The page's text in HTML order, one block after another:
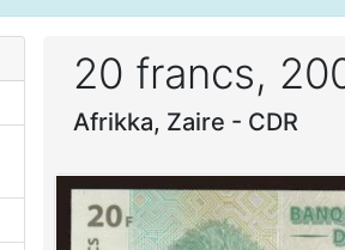
20 francs,
Afrikka, Zaire - CDR